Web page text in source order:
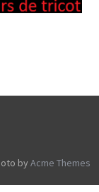
by Acme Themes